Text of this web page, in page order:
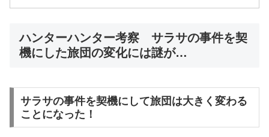
ハンターハンター考察 サラサの事件を契
機にした旅団の変化には謎が…
サラサの事件を契機にして旅団は大きく変わる
ことになった！